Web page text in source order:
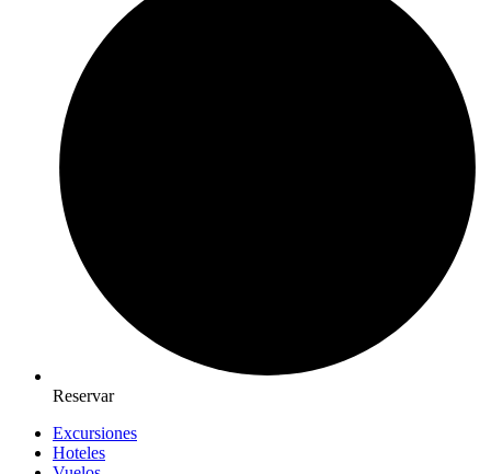
Reservar
Excursiones
Hoteles